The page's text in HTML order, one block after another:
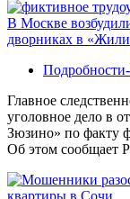
В Москве
дворниках в
Главное
уголовное дело в
Зюзино» по факту
Об этом сообщает